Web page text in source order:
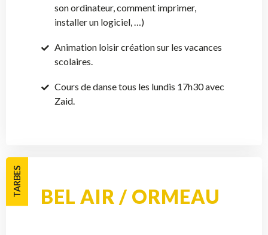
son ordinateur, comment imprimer,
installer un logiciel, …)
Animation loisir création sur les vacances
scolaires.
Cours de danse tous les lundis 17h30 avec
Zaid.
TARBES BEL AIR / ORMEAU